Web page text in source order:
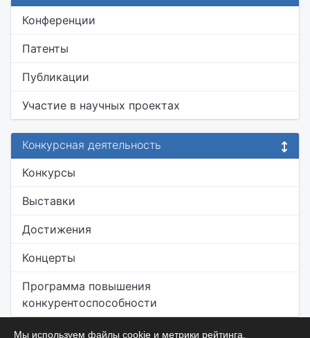
Конференции
Патенты
Публикации
Участие в научных проектах
Конкурсная деятельность
Конкурсы
Выставки
Достижения
Концерты
Программа повышения
конкурентоспособности
Мы используем файлы cookie и метрики рейтинга.